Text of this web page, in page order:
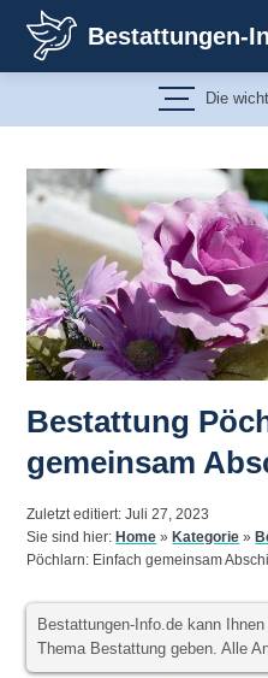
Inhalt
springen
Bestattungen-
Die
Bestattung
gemeinsam
Zuletzt editiert: Juli 27, 2023
Sie sind hier:Home »Kategorie »
Pöchlarn: Einfach gemeinsam
Bestattungen-Info.de kann
Thema Bestattung geben. Alle